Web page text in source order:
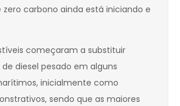
carbono ainda está iniciando e
começaram a substituir
diesel pesado em alguns
inicialmente como
sendo que as maiores